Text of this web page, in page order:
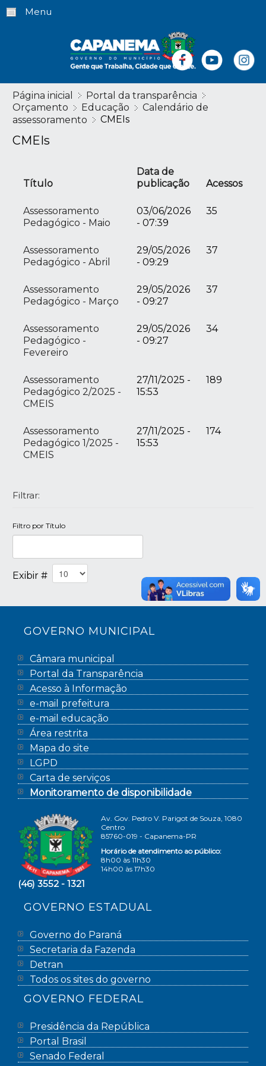
Menu
Página inicial
Portal da transparência
Orçamento
Educação
Calendário de
assessoramento
CMEIs
CMEIs
Título
Data de
publicação
Acessos
Assessoramento
Pedagógico - Maio
03/06/2026
- 07:39
35
Assessoramento
Pedagógico - Abril
29/05/2026
- 09:29
37
Assessoramento
Pedagógico - Março
29/05/2026
- 09:27
37
Assessoramento
Pedagógico -
Fevereiro
29/05/2026
- 09:27
34
Assessoramento
Pedagógico 2/2025 -
CMEIS
27/11/2025 -
15:53
189
Assessoramento
Pedagógico 1/2025 -
CMEIS
27/11/2025 -
15:53
174
Filtrar:
Filtro por Título
Exibir #
GOVERNO MUNICIPAL
Câmara municipal
Portal da Transparência
Acesso à Informação
e-mail prefeitura
e-mail educação
Área restrita
Mapa do site
LGPD
Carta de serviços
Monitoramento de disponibilidade
Av. Gov. Pedro V. Parigot de Souza, 1080
Centro
85760-019 - Capanema-PR
Horário de atendimento ao público:
8h00 às 11h30
14h00 às 17h30
(46) 3552 - 1321
GOVERNO ESTADUAL
Governo do Paraná
Secretaria da Fazenda
Detran
Todos os sites do governo
GOVERNO FEDERAL
Presidência da República
Portal Brasil
Senado Federal